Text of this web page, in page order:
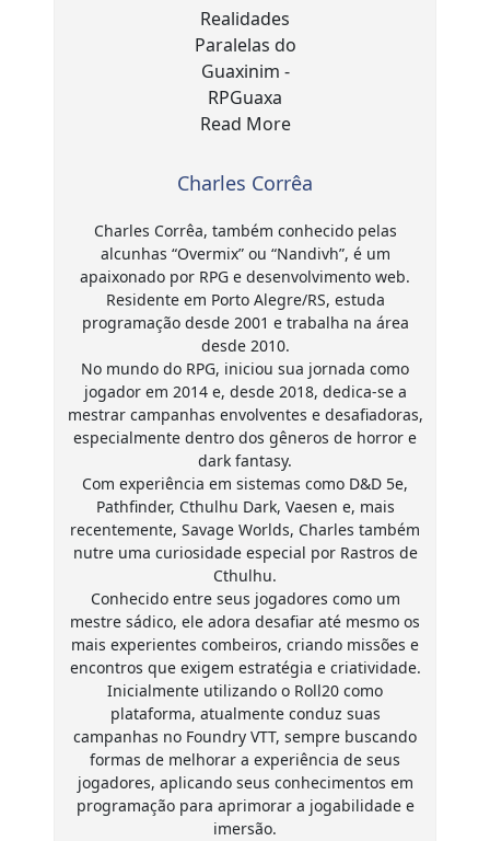
Charles Corrêa
Charles Corrêa, também conhecido pelas
alcunhas “Overmix” ou “Nandivh”, é um
apaixonado por RPG e desenvolvimento web.
Residente em Porto Alegre/RS, estuda
programação desde 2001 e trabalha na área
desde 2010.
No mundo do RPG, iniciou sua jornada como
jogador em 2014 e, desde 2018, dedica-se a
mestrar campanhas envolventes e desafiadoras,
especialmente dentro dos gêneros de horror e
dark fantasy.
Com experiência em sistemas como D&D 5e,
Pathfinder, Cthulhu Dark, Vaesen e, mais
recentemente, Savage Worlds, Charles também
nutre uma curiosidade especial por Rastros de
Cthulhu.
Conhecido entre seus jogadores como um
mestre sádico, ele adora desafiar até mesmo os
mais experientes combeiros, criando missões e
encontros que exigem estratégia e criatividade.
Inicialmente utilizando o Roll20 como
plataforma, atualmente conduz suas
campanhas no Foundry VTT, sempre buscando
formas de melhorar a experiência de seus
jogadores, aplicando seus conhecimentos em
programação para aprimorar a jogabilidade e
imersão.